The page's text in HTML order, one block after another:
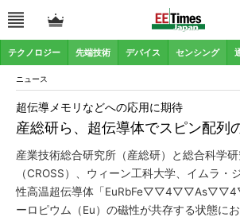
テクノロジー 先端技術 デバイス センシング
ニュース
産総研ら、超伝導体でスピン配列
超伝導メモリなどへの応用に期待
産業技術総合研究所（産総研）と総合科学
（CROSS）、ウィーン工科大学、イムラ・
性高温超伝導体「
ーロピウム（Eu）の磁性が共存する状態に